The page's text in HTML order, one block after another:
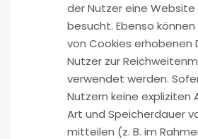
der Nutzer eine
besucht. Ebenso
von Cookies erhobenen
Nutzer zur
verwendet werden.
Nutzern keine expliziten
Art und Speicherdauer
mitteilen (z. B. im